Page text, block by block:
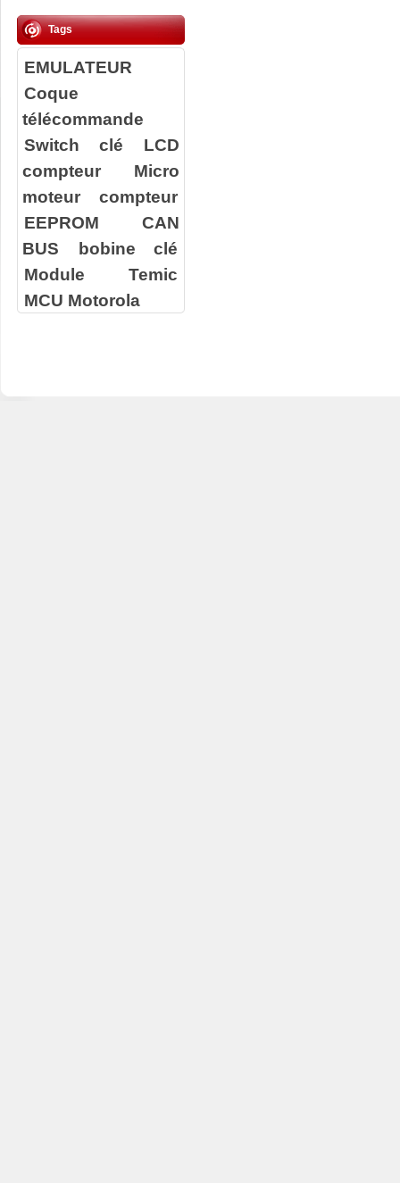
Tags
EMULATEUR
Coque
télécommande
Switch clé
LCD
compteur
Micro
moteur compteur
EEPROM
CAN
BUS
bobine clé
Module Temic
MCU Motorola